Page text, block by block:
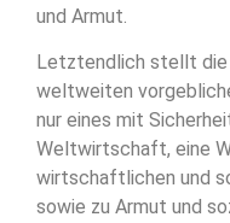
und Armut.
Letztendlich stellt die
weltweiten
nur eines mit
Weltwirtschaft, eine
wirtschaftlichen und
sowie zu Armut und